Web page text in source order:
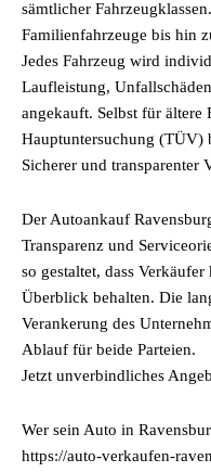
sämtlicher
Familienfahrzeuge bis hin
Jedes Fahrzeug wird
Laufleistung,
angekauft. Selbst für ältere
Hauptuntersuchung (TÜV)
Sicherer und transparenter
Der Autoankauf
Transparenz und
so gestaltet, dass
Überblick behalten. Die
Verankerung des
Ablauf für beide Parteien.
Jetzt unverbindliches
Wer sein Auto in
https://auto-verkaufen-